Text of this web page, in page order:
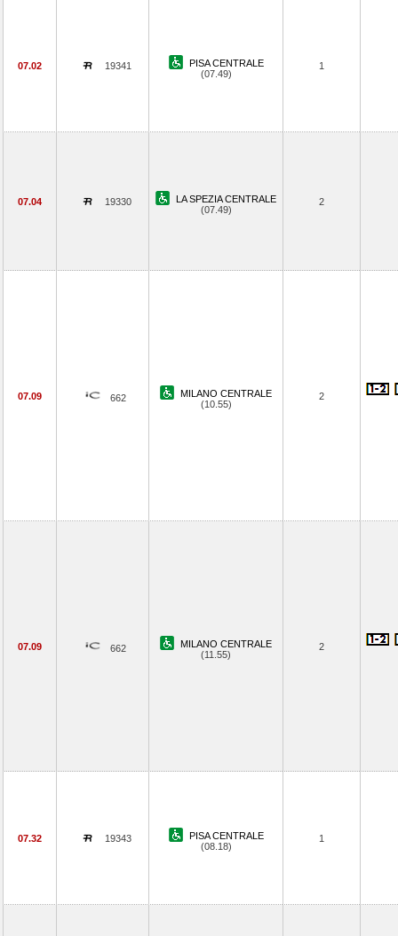
07.02 19341
PISA CENTRALE
(07.49)
1
07.04 19330
LA SPEZIA CENTRALE
(07.49)
2
07.09 662
MILANO CENTRALE
(10.55)
2
07.09 662
MILANO CENTRALE
(11.55)
2
07.32 19343
PISA CENTRALE
(08.18)
1